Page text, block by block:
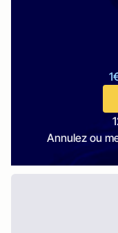
Annulez ou